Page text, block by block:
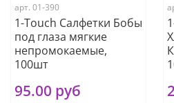
арт. 01-390
1-Touch Салфетки Бобы
под глаза мягкие
непромокаемые,
100шт
95.00 руб